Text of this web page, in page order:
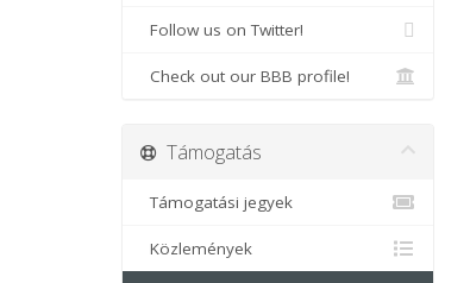
Follow us on Twitter!
Check out our BBB profile!
Támogatás
Támogatási jegyek
Közlemények